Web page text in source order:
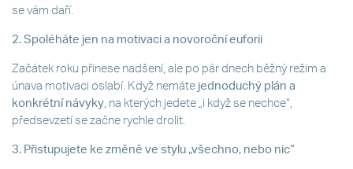
se vám daří.
2. Spoléháte jen na motivaci a novoroční euforii
Začátek roku přinese nadšení, ale po pár dnech běžný režim a
únava motivaci oslabí. Když nemáte jednoduchý plán a
konkrétní návyky , na kterých jedete „i když se nechce“,
předsevzetí se začne rychle drolit.
3. Přistupujete ke změně ve stylu „všechno, nebo nic“